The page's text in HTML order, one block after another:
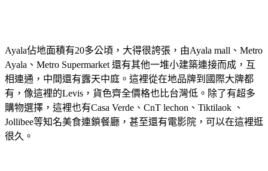
Ayala佔地面積有20多公頃，大得很誇張，由Ayala mall、Metro
Ayala、Metro Supermarket 還有其他一堆小建築連接而成，互
相連通，中間還有露天中庭。這裡從在地品牌到國際大牌都
有，像這裡的Levis，貨色齊全價格也比台灣低。除了有超多
購物選擇，這裡也有Casa Verde、CnT lechon、Tiktilaok 、
Jollibee等知名美食連鎖餐廳，甚至還有電影院，可以在這裡逛
很久。